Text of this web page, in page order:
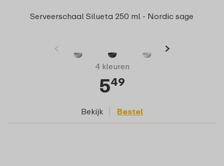
Serveerschaal Silueta 250 ml - Nordic sage
4 kleuren
549
Bekijk Bestel